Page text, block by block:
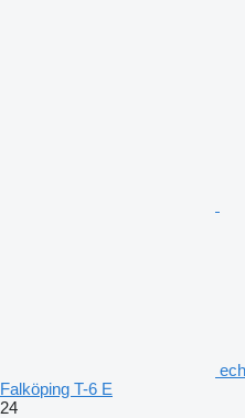
Falköping T-6 E
24